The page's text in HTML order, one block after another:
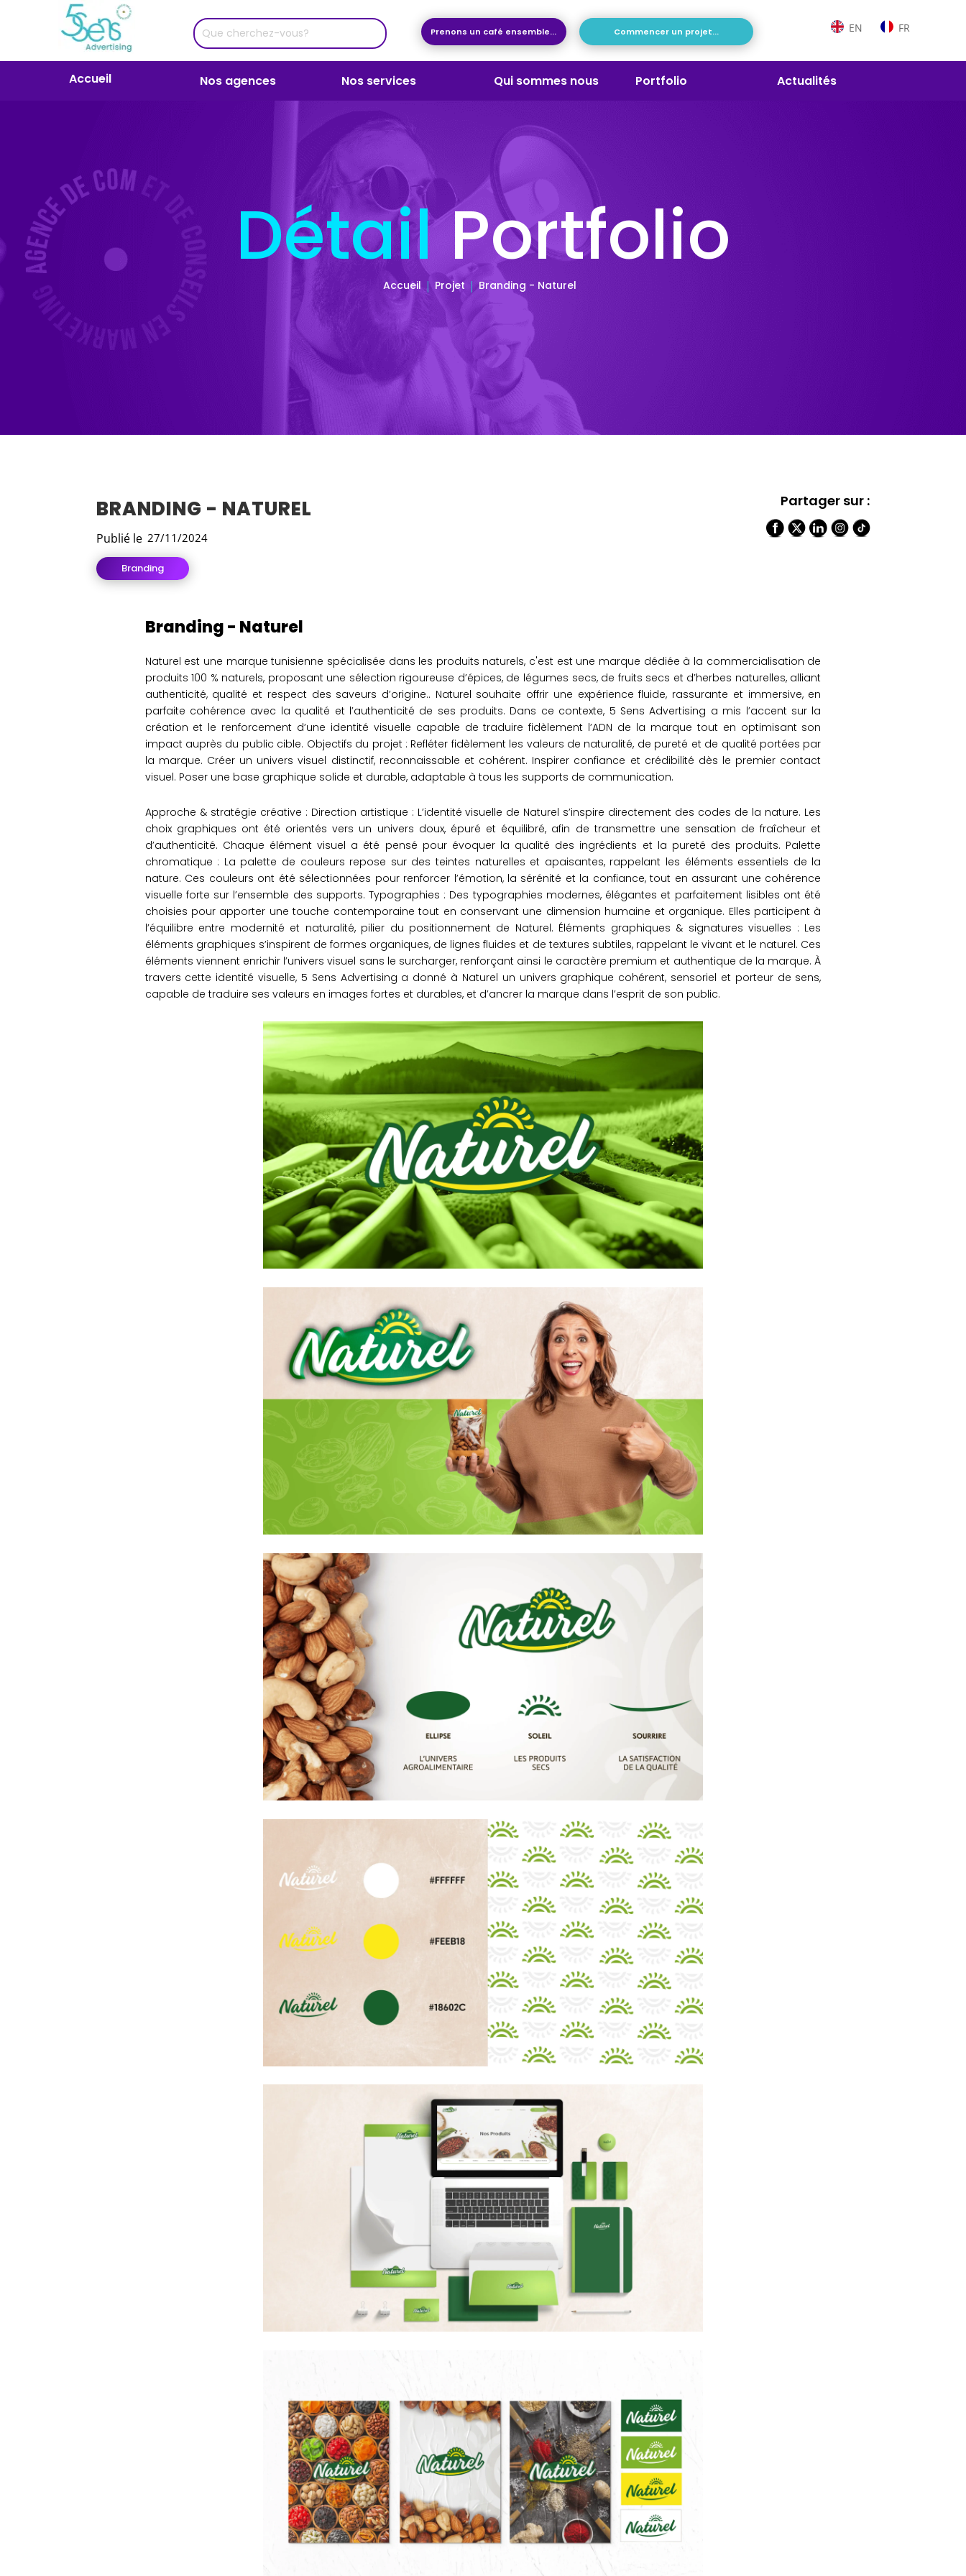
Prenons un café ensemble... Commencer un projet... EN FR
Accueil Nos agences Nos services Qui sommes nous Portfolio Actualités
DétailPortfolio
Accueil Projet Branding - Naturel
BRANDING - NATUREL
Publié le 27/11/2024
Branding
Partager sur :
Branding - Naturel
Naturel est une marque tunisienne spécialisée dans les produits naturels, c'est est une marque dédiée à la commercialisation de
produits 100 % naturels, proposant une sélection rigoureuse d’épices, de légumes secs, de fruits secs et d’herbes naturelles, alliant
authenticité, qualité et respect des saveurs d’origine.. Naturel souhaite offrir une expérience fluide, rassurante et immersive, en
parfaite cohérence avec la qualité et l’authenticité de ses produits. Dans ce contexte, 5 Sens Advertising a mis l’accent sur la
création et le renforcement d’une identité visuelle capable de traduire fidèlement l’ADN de la marque tout en optimisant son
impact auprès du public cible. Objectifs du projet : Refléter fidèlement les valeurs de naturalité, de pureté et de qualité portées par
la marque. Créer un univers visuel distinctif, reconnaissable et cohérent. Inspirer confiance et crédibilité dès le premier contact
visuel. Poser une base graphique solide et durable, adaptable à tous les supports de communication.
Approche & stratégie créative : Direction artistique : L’identité visuelle de Naturel s’inspire directement des codes de la nature. Les
choix graphiques ont été orientés vers un univers doux, épuré et équilibré, afin de transmettre une sensation de fraîcheur et
d’authenticité. Chaque élément visuel a été pensé pour évoquer la qualité des ingrédients et la pureté des produits. Palette
chromatique : La palette de couleurs repose sur des teintes naturelles et apaisantes, rappelant les éléments essentiels de la
nature. Ces couleurs ont été sélectionnées pour renforcer l’émotion, la sérénité et la confiance, tout en assurant une cohérence
visuelle forte sur l’ensemble des supports. Typographies : Des typographies modernes, élégantes et parfaitement lisibles ont été
choisies pour apporter une touche contemporaine tout en conservant une dimension humaine et organique. Elles participent à
l’équilibre entre modernité et naturalité, pilier du positionnement de Naturel. Éléments graphiques & signatures visuelles : Les
éléments graphiques s’inspirent de formes organiques, de lignes fluides et de textures subtiles, rappelant le vivant et le naturel. Ces
éléments viennent enrichir l’univers visuel sans le surcharger, renforçant ainsi le caractère premium et authentique de la marque. À
travers cette identité visuelle, 5 Sens Advertising a donné à Naturel un univers graphique cohérent, sensoriel et porteur de sens,
capable de traduire ses valeurs en images fortes et durables, et d’ancrer la marque dans l’esprit de son public.